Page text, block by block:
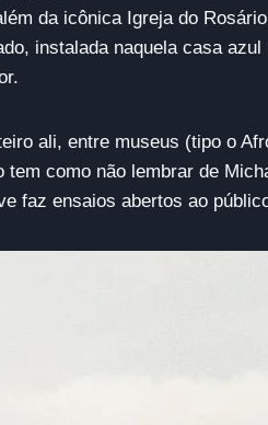
da icônica Igreja do
instalada naquela casa
ali, entre museus (tipo o
tem como não lembrar de
faz ensaios abertos ao